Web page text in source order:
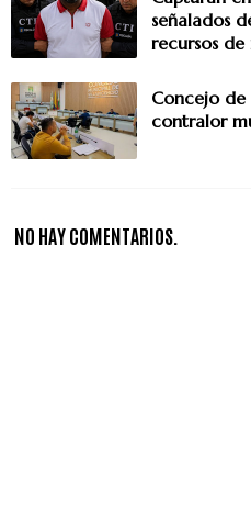
señalados
recursos de
Concejo
contralor
NO HAY COMENTARIOS.